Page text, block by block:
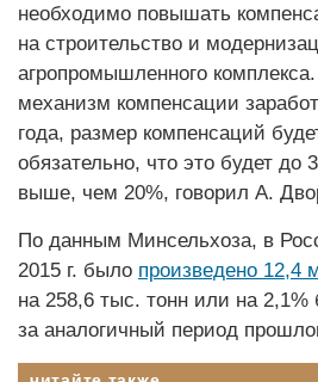
необходимо повышать
на строительство и
агропромышленного
механизм компенсации
года, размер компенсаций
обязательно, что это будет до
выше, чем 20%, говорил А.
По данным Минсельхоза, в
2015 г. было произведено 12,4
на 258,6 тыс. тонн или на 2,1%
за аналогичный период